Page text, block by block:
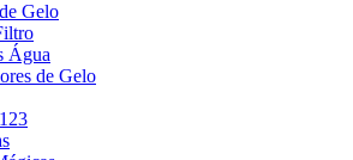
Gelo
Água
de Gelo